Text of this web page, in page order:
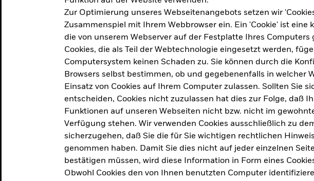
in
das am
verfolgt das
demografische und
Vorschläge, um das
Den Bericht für Deutschland
Den Bericht für Europa
Zur Optimierung unseres Webseitenangebots setzen wir
Zusammenspiel mit Ihrem Webbrowser ein. Ein 'Cookie' ist eine
die von unserem Webserver auf der Festplatte Ihres Computers
Cookies, die als Teil der Webtechnologie eingesetzt werden,
Computersystem keinen Schaden zu. Sie können durch die
Browsers selbst bestimmen, ob und gegebenenfalls in welcher
Einsatz von Cookies auf Ihrem Computer zulassen. Sollten Sie
entscheiden, Cookies nicht zuzulassen hat dies zur Folge, daß
Funktionen auf unseren Webseiten nicht bzw. nicht im
Verfügung stehen. Wir verwenden Cookies ausschließlich zu
sicherzugehen, daß Sie die für Sie wichtigen rechtlichen
genommen haben. Damit Sie dies nicht auf jeder einzelnen
bestätigen müssen, wird diese Information in Form eines
Obwohl Cookies den von Ihnen benutzten Computer